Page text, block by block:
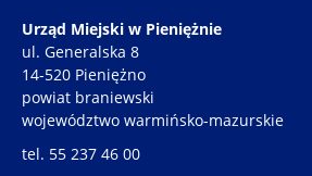
Urząd Miejski w Pieniężnie
ul. Generalska 8
14-520 Pieniężno
powiat braniewski
województwo warmińsko-mazurskie
tel. 55 237 46 00